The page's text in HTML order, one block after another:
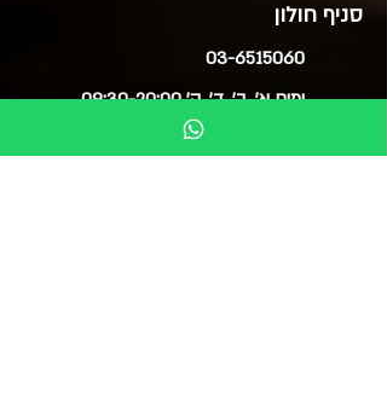
סניף חולון
03-6515060
ימים א', ב', ד', ה' 09:30-20:00
ימי ו' 09:30-15:00